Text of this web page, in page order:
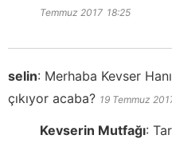
Temmuz 2017 18:25
selin: Merhaba Kevser
çıkıyor acaba? 19 Temmuz
Kevserin Mutfağı: